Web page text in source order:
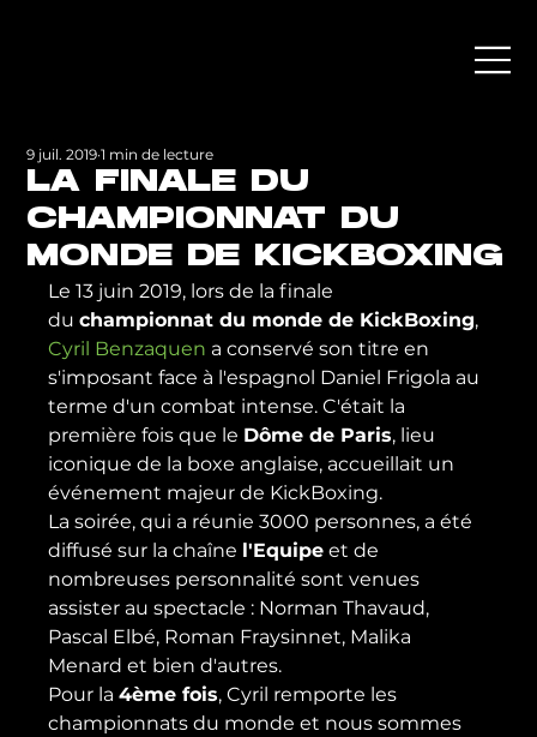
LA FINALE DU
CHAMPIONNAT DU
MONDE DE KICKBOXING
9 juil. 2019 1 min de lecture
Le 13 juin 2019, lors de la finale
du championnat du monde de KickBoxing,
Cyril Benzaquen a conservé son titre en
s'imposant face à l'espagnol Daniel Frigola au
terme d'un combat intense. C'était la
première fois que le Dôme de Paris, lieu
iconique de la boxe anglaise, accueillait un
événement majeur de KickBoxing.
La soirée, qui a réunie 3000 personnes, a été
diffusé sur la chaîne l'Equipe et de
nombreuses personnalité sont venues
assister au spectacle : Norman Thavaud,
Pascal Elbé, Roman Fraysinnet, Malika
Menard et bien d'autres.
Pour la 4ème fois, Cyril remporte les
championnats du monde et nous sommes